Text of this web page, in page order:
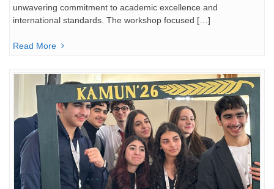
unwavering commitment to academic excellence and
international standards. The workshop focused […]
Read More